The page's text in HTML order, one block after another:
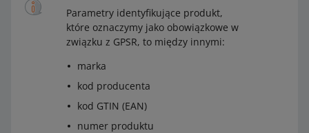
Parametry identyfikujące produkt,
które oznaczymy jako obowiązkowe w
związku z GPSR, to między innymi:
marka
kod producenta
kod GTIN (EAN)
numer produktu